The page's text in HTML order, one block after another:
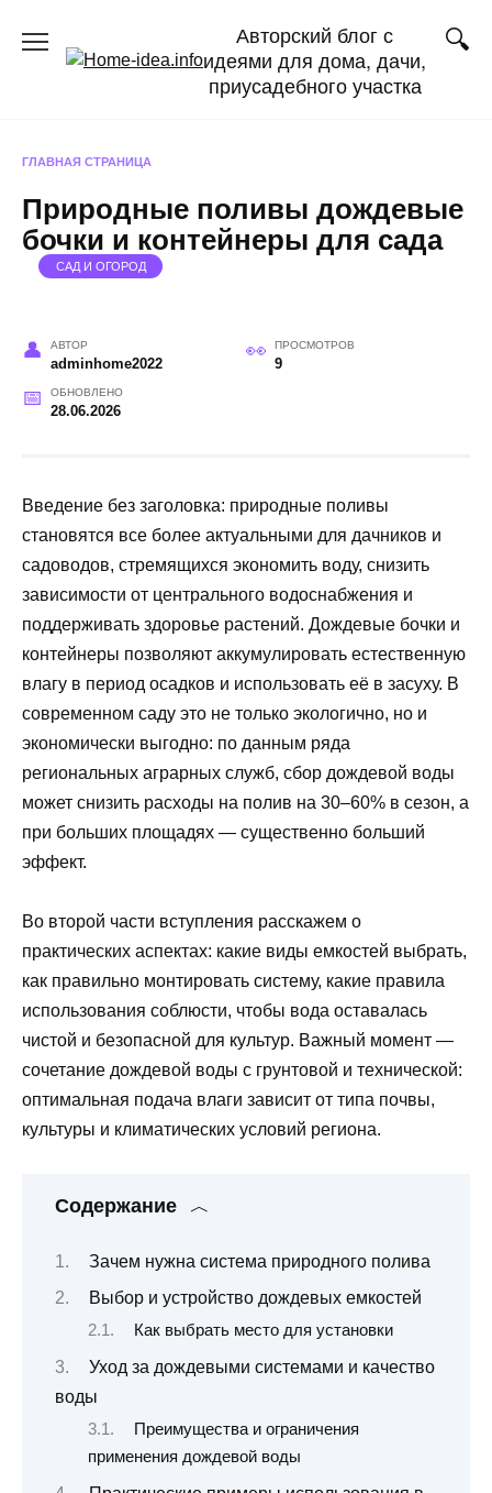
содержанию
Авторский блог с
идеями для дома, дачи,
приусадебного участка
ГЛАВНАЯ СТРАНИЦА
Природные поливы дождевые
бочки и контейнеры для сада
САД И ОГОРОД
АВТОР
adminhome2022
ПРОСМОТРОВ
9
ОБНОВЛЕНО
28.06.2026
Введение без заголовка: природные поливы
становятся все более актуальными для дачников и
садоводов, стремящихся экономить воду, снизить
зависимости от центрального водоснабжения и
поддерживать здоровье растений. Дождевые бочки и
контейнеры позволяют аккумулировать естественную
влагу в период осадков и использовать её в засуху. В
современном саду это не только экологично, но и
экономически выгодно: по данным ряда
региональных аграрных служб, сбор дождевой воды
может снизить расходы на полив на 30–60% в сезон, а
при больших площадях — существенно больший
эффект.
Во второй части вступления расскажем о
практических аспектах: какие виды емкостей выбрать,
как правильно монтировать систему, какие правила
использования соблюсти, чтобы вода оставалась
чистой и безопасной для культур. Важный момент —
сочетание дождевой воды с грунтовой и технической:
оптимальная подача влаги зависит от типа почвы,
культуры и климатических условий региона.
Содержание
Зачем нужна система природного полива
Выбор и устройство дождевых емкостей
Как выбрать место для установки
Уход за дождевыми системами и качество
воды
Преимущества и ограничения
применения дождевой воды